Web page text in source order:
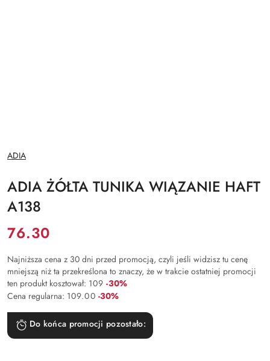
NAZWA
PRODUCENTA:
ADIA
ADIA ŻÓŁTA TUNIKA WIĄZANIE HAFT
A138
Cena:
76.30
Najniższa cena z 30 dni przed promocją, czyli jeśli widzisz tu cenę
mniejszą niż ta przekreślona to znaczy, że w trakcie ostatniej promocji
ten produkt kosztował: 109 Rabat:
-30%
Cena regularna: 109.00 Rabat:
-30%
Do końca promocji pozostało: